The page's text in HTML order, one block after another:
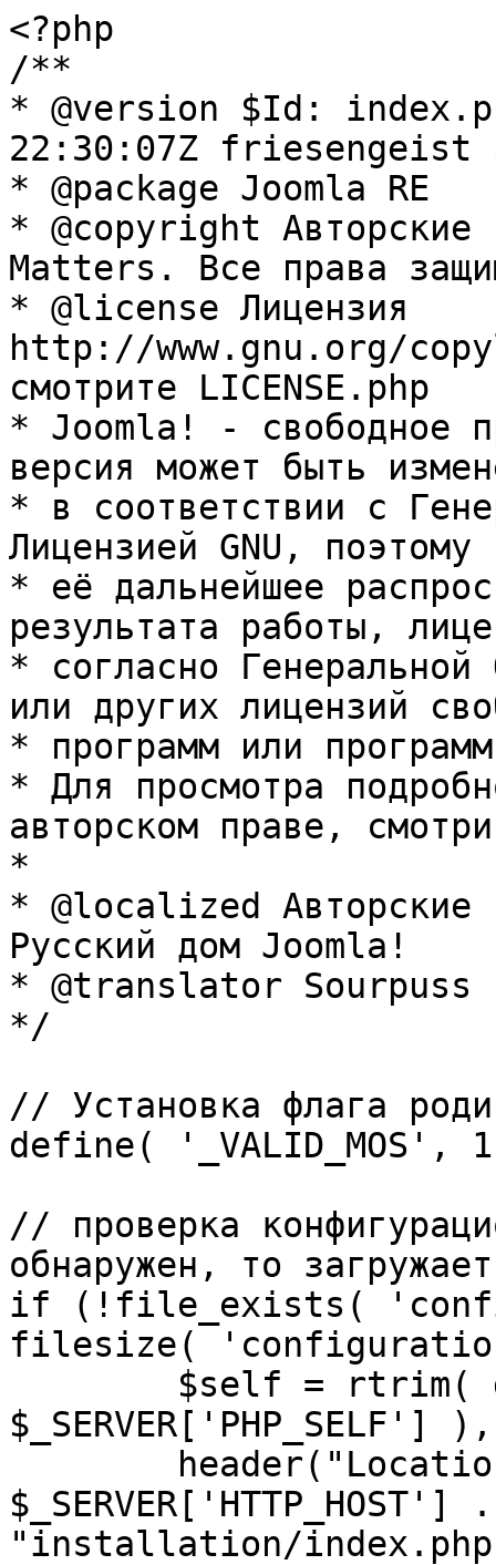
<?php
/**
* @version $Id:
22:30:07Z friesengeist
* @package Joomla RE
* @copyright Авторские
Matters. Все права
* @license Лицензия
http://www.gnu.org/
смотрите LICENSE.php
* Joomla! - свободное
версия может быть
* в соответствии с
Лицензией GNU, поэтому
* её дальнейшее
результата работы,
* согласно Генеральной
или других лицензий
* программ или
* Для просмотра
авторском праве,
*
* @localized Авторские
Русский дом Joomla!
* @translator Sourpuss
*/
// Установка флага
define( '_VALID_MOS',
// проверка
обнаружен, то
if (!file_exists(
filesize(
"installation/